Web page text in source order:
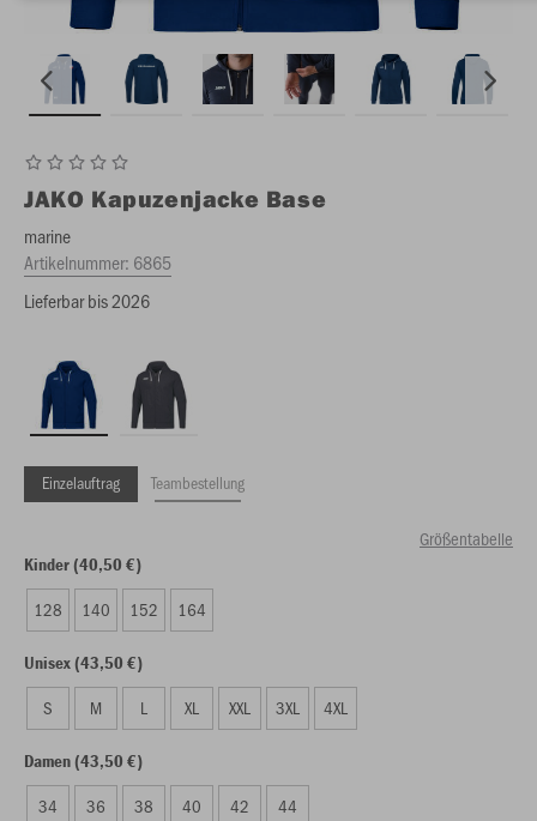
JAKO Kapuzenjacke Base
marine
Artikelnummer: 6865
Lieferbar bis 2026
Einzelauftrag Teambestellung
Größentabelle
Kinder (40,50 €)
128 140 152 164
Unisex (43,50 €)
S M L XL XXL 3XL 4XL
Damen (43,50 €)
34 36 38 40 42 44